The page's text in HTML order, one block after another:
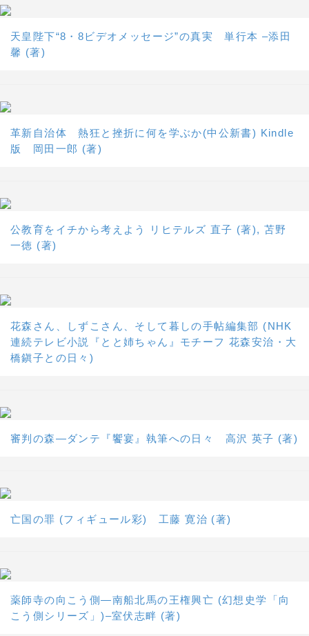
天皇陛下“8・8ビデオメッセージ”の真実 単行本 –添田
馨 (著)
革新自治体 熱狂と挫折に何を学ぶか(中公新書) Kindle
版 岡田一郎 (著)
公教育をイチから考えよう リヒテルズ 直子 (著), 苫野
一徳 (著)
花森さん、しずこさん、そして暮しの手帖編集部 (NHK
連続テレビ小説『とと姉ちゃん』モチーフ 花森安治・大
橋鎭子との日々)
審判の森―ダンテ『饗宴』執筆への日々 高沢 英子 (著)
亡国の罪 (フィギュール彩) 工藤 寛治 (著)
薬師寺の向こう側―南船北馬の王権興亡 (幻想史学「向
こう側シリーズ」)–室伏志畔 (著)